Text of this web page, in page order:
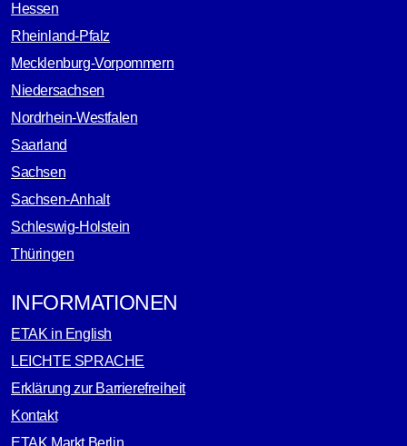
Hessen
Rheinland-Pfalz
Mecklenburg-Vorpommern
Niedersachsen
Nordrhein-Westfalen
Saarland
Sachsen
Sachsen-Anhalt
Schleswig-Holstein
Thüringen
INFORMATIONEN
ETAK in English
LEICHTE SPRACHE
Erklärung zur Barrierefreiheit
Kontakt